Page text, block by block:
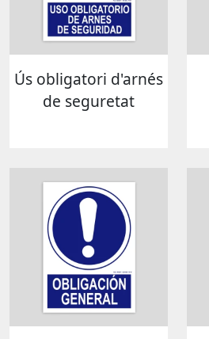
Ús obligatori d'arnés
de seguretat